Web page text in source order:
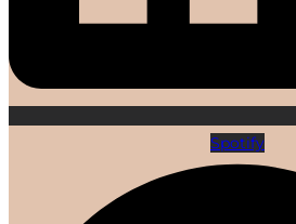
Spotify